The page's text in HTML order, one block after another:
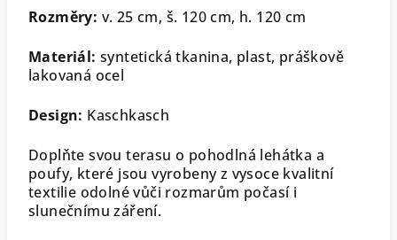
Rozměry: v. 25 cm, š. 120 cm, h. 120 cm
Materiál: syntetická tkanina, plast, práškově
lakovaná ocel
Design: Kaschkasch
Doplňte svou terasu o pohodlná lehátka a
poufy, které jsou vyrobeny z vysoce kvalitní
textilie odolné vůči rozmarům počasí i
slunečnímu záření.